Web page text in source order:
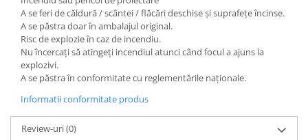
A se feri de căldură / scântei / flăcări deschise și suprafețe încinse.
A se păstra doar în ambalajul original.
Risc de explozie în caz de incendiu.
Nu încercați să atingeți incendiul atunci când focul a ajuns la
explozivi.
A se păstra în conformitate cu reglementările naționale.
Informatii conformitate produs
Review-uri(0)